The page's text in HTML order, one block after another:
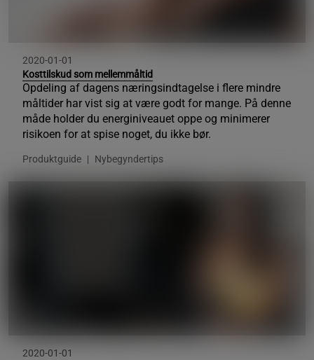
2020-01-01
Kosttilskud som mellemmåltid
Opdeling af dagens næringsindtagelse i flere mindre
måltider har vist sig at være godt for mange. På denne
måde holder du energiniveauet oppe og minimerer
risikoen for at spise noget, du ikke bør.
Produktguide Nybegyndertips
2020-01-01